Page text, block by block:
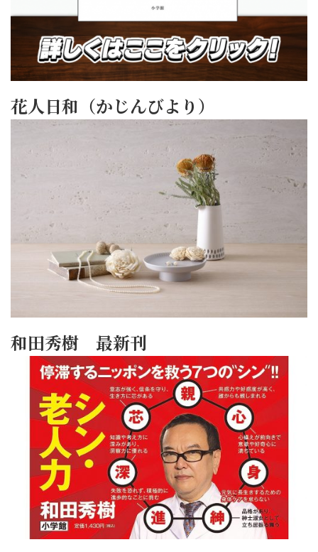
花人日和（かじんびより）
和田秀樹 最新刊